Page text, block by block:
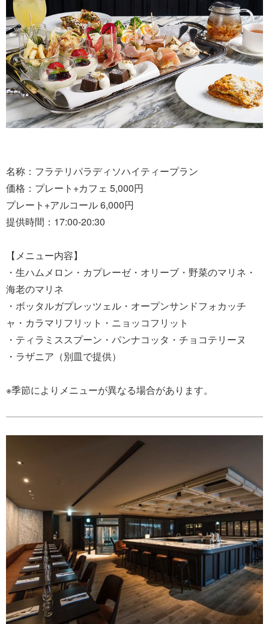
名称：フラテリパラディソハイティープラン
価格：プレート+カフェ 5,000円
プレート+アルコール 6,000円
提供時間：17:00-20:30
【メニュー内容】
・生ハムメロン・カプレーゼ・オリーブ・野菜のマリネ・
海老のマリネ
・ボッタルガプレッツェル・オープンサンドフォカッチ
ャ・カラマリフリット・ニョッコフリット
・ティラミススプーン・パンナコッタ・チョコテリーヌ
・ラザニア（別皿で提供）
※季節によりメニューが異なる場合があります。